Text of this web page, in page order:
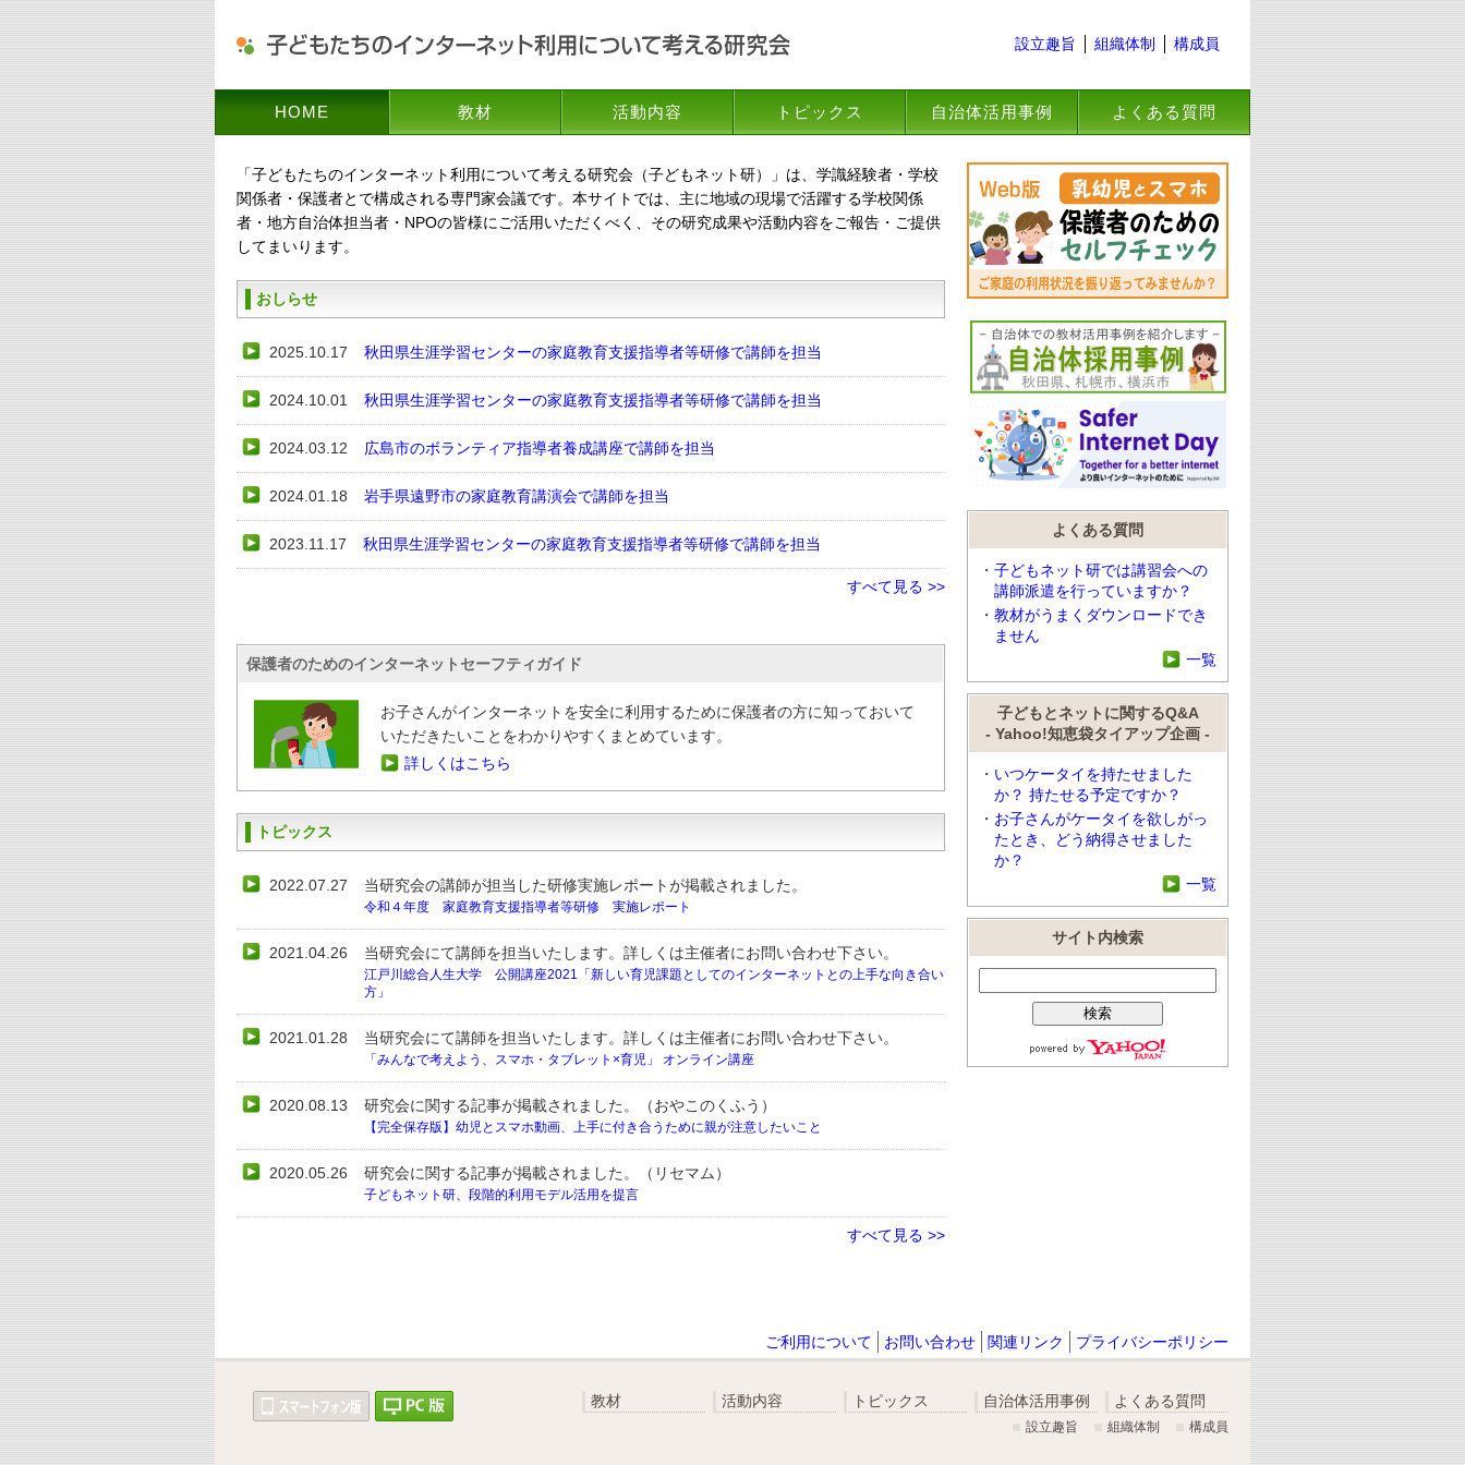
設立趣旨 組織体制 構成員
HOME 教材 活動内容 トピックス 自治体活用事例 よくある質問
「子どもたちのインターネット利用について考える研究会（子どもネット研）」は、学識経験者・学校
関係者・保護者とで構成される専門家会議です。本サイトでは、主に地域の現場で活躍する学校関係
者・地方自治体担当者・NPOの皆様にご活用いただくべく、その研究成果や活動内容をご報告・ご提供
してまいります。
おしらせ
2025.10.17 秋田県生涯学習センターの家庭教育支援指導者等研修で講師を担当
2024.10.01 秋田県生涯学習センターの家庭教育支援指導者等研修で講師を担当
2024.03.12 広島市のボランティア指導者養成講座で講師を担当
2024.01.18 岩手県遠野市の家庭教育講演会で講師を担当
2023.11.17 秋田県生涯学習センターの家庭教育支援指導者等研修で講師を担当
すべて見る >>
保護者のためのインターネットセーフティガイド
お子さんがインターネットを安全に利用するために保護者の方に知っておいて
いただきたいことをわかりやすくまとめています。
詳しくはこちら
トピックス
2022.07.27 当研究会の講師が担当した研修実施レポートが掲載されました。
令和４年度 家庭教育支援指導者等研修 実施レポート
2021.04.26 当研究会にて講師を担当いたします。詳しくは主催者にお問い合わせ下さい。
江戸川総合人生大学 公開講座2021「新しい育児課題としてのインターネットとの上手な向き合い
方」
2021.01.28 当研究会にて講師を担当いたします。詳しくは主催者にお問い合わせ下さい。
「みんなで考えよう、スマホ・タブレット×育児」 オンライン講座
2020.08.13 研究会に関する記事が掲載されました。（おやこのくふう）
【完全保存版】幼児とスマホ動画、上手に付き合うために親が注意したいこと
2020.05.26 研究会に関する記事が掲載されました。（リセマム）
子どもネット研、段階的利用モデル活用を提言
すべて見る >>
よくある質問
子どもネット研では講習会への
講師派遣を行っていますか？
教材がうまくダウンロードでき
ません
一覧
子どもとネットに関するQ&A
- Yahoo!知恵袋タイアップ企画 -
いつケータイを持たせました
か？ 持たせる予定ですか？
お子さんがケータイを欲しがっ
たとき、どう納得させました
か？
一覧
サイト内検索
ご利用について お問い合わせ 関連リンク プライバシーポリシー
教材 活動内容 トピックス 自治体活用事例 よくある質問
設立趣旨 組織体制 構成員